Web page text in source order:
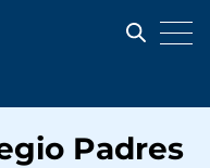
Padres